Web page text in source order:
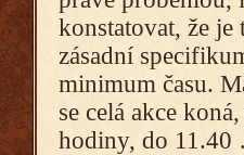
konstatovat, že
zásadní
minimum času.
se celá akce
hodiny, do